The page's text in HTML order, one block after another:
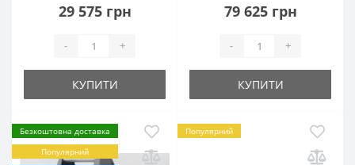
29 575 грн
- +
КУПИТИ
79 625 грн
- +
КУПИТИ
Безкоштовна доставка
Популярний
Популярний